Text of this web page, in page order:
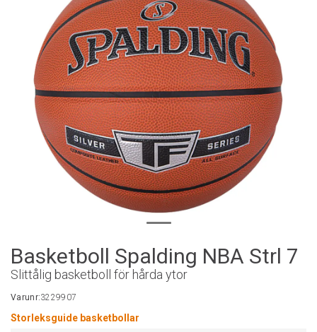
Basketboll Spalding NBA Strl 7
Slittålig basketboll för hårda ytor
Varunr:3229907
Storleksguide basketbollar